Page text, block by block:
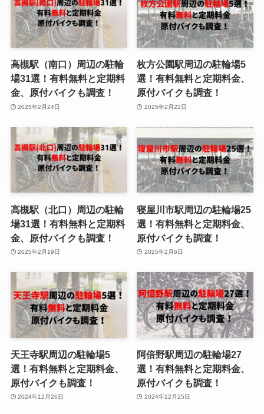
高槻駅（南口）周辺の駐輪
場31選！有料無料と定期料
金、原付バイクも調査！
2025年2月24日
枚方公園駅周辺の駐輪場5
選！有料無料と定期料金、
原付バイクも調査！
2025年2月22日
高槻駅（北口）周辺の駐輪
場31選！有料無料と定期料
金、原付バイクも調査！
2025年2月19日
寝屋川市駅周辺の駐輪場25
選！有料無料と定期料金、
原付バイクも調査！
2025年2月6日
天王寺駅周辺の駐輪場5
選！有料無料と定期料金、
原付バイクも調査！
2024年12月26日
阿倍野駅周辺の駐輪場27
選！有料無料と定期料金、
原付バイクも調査！
2024年12月25日